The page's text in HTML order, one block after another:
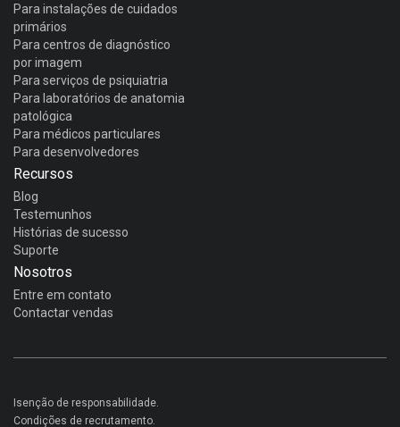
Para instalações de cuidados
primários
Para centros de diagnóstico
por imagem
Para serviços de psiquiatria
Para laboratórios de anatomia
patológica
Para médicos particulares
Para desenvolvedores
Recursos
Blog
Testemunhos
Histórias de sucesso
Suporte
Nosotros
Entre em contato
Contactar vendas
Isenção de responsabilidade.
Condições de recrutamento.